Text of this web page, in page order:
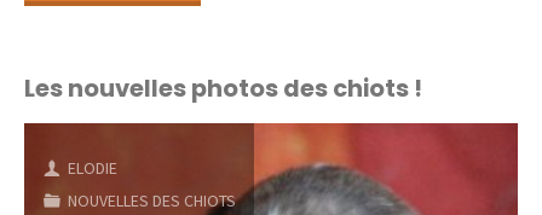
possible
!"
Les nouvelles photos des chiots !
ELODIE
NOUVELLES DES CHIOTS